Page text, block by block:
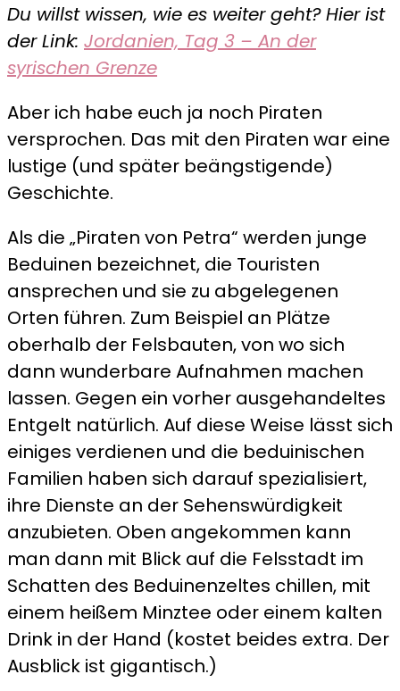
Du willst wissen, wie es weiter geht? Hier ist
der Link: Jordanien, Tag 3 – An der
syrischen Grenze
Aber ich habe euch ja noch Piraten
versprochen. Das mit den Piraten war eine
lustige (und später beängstigende)
Geschichte.
Als die „Piraten von Petra“ werden junge
Beduinen bezeichnet, die Touristen
ansprechen und sie zu abgelegenen
Orten führen. Zum Beispiel an Plätze
oberhalb der Felsbauten, von wo sich
dann wunderbare Aufnahmen machen
lassen. Gegen ein vorher ausgehandeltes
Entgelt natürlich. Auf diese Weise lässt sich
einiges verdienen und die beduinischen
Familien haben sich darauf spezialisiert,
ihre Dienste an der Sehenswürdigkeit
anzubieten. Oben angekommen kann
man dann mit Blick auf die Felsstadt im
Schatten des Beduinenzeltes chillen, mit
einem heißem Minztee oder einem kalten
Drink in der Hand (kostet beides extra. Der
Ausblick ist gigantisch.)